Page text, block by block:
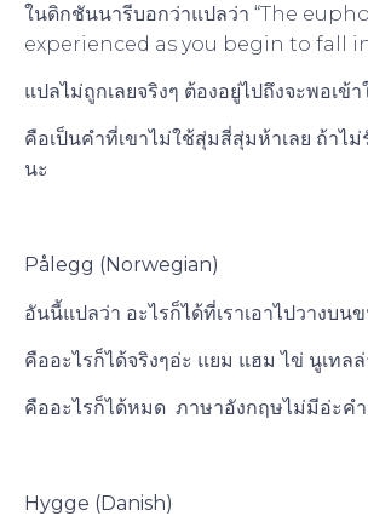
ในดิกชันนารีบอกว่าแปลว่า “The
experienced as you begin to fall in
แปลไม่ถูกเลยจริงๆ ต้องอยู่ไปถึงจะพอเข้า
คือเป็นคำที่เขาไม่ใช้สุ่มสี่สุ่มห้าเลย ถ้าไ
นะ
Pålegg (Norwegian)
อันนี้แปลว่า อะไรก็ได้ที่เราเอาไปวางบน
คืออะไรก็ได้จริงๆอ่ะ แยม แฮม ไข่ นูเทล
คืออะไรก็ได้หมด ภาษาอังกฤษไม่มีอ่ะค
Hygge (Danish)